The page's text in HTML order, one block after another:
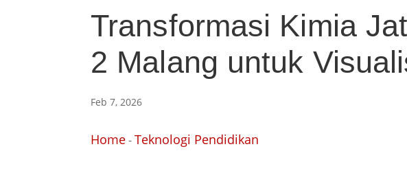
Transformasi Kimia
2 Malang untuk
Feb 7, 2026
Home-Teknologi Pendidikan